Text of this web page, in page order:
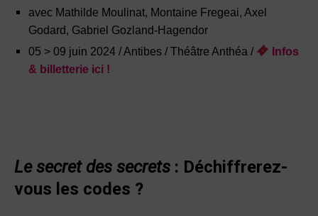
avec Mathilde Moulinat, Montaine Fregeai, Axel
Godard, Gabriel Gozland-Hagendor
05 > 09 juin 2024 / Antibes / Théâtre Anthéa /
️ Infos
& billetterie ici !
Le secret des secrets : Déchiffrerez-
vous les codes ?